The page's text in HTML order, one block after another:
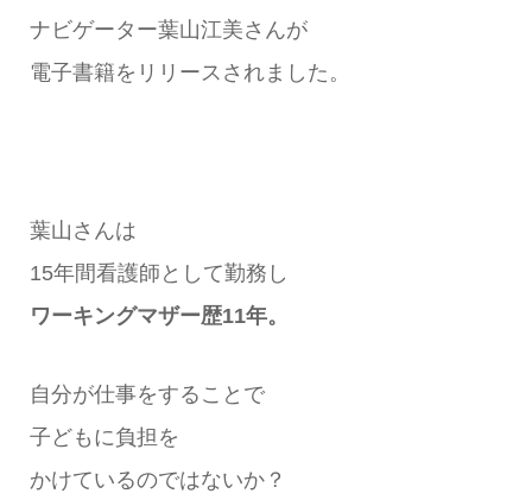
ナビゲーター葉山江美さんが
電子書籍をリリースされました。
葉山さんは
15年間看護師として勤務し
ワーキングマザー歴11年。
自分が仕事をすることで
子どもに負担を
かけているのではないか？